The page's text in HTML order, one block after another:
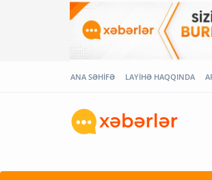
ANA SƏHİFƏ LAYİHƏ HAQQINDA